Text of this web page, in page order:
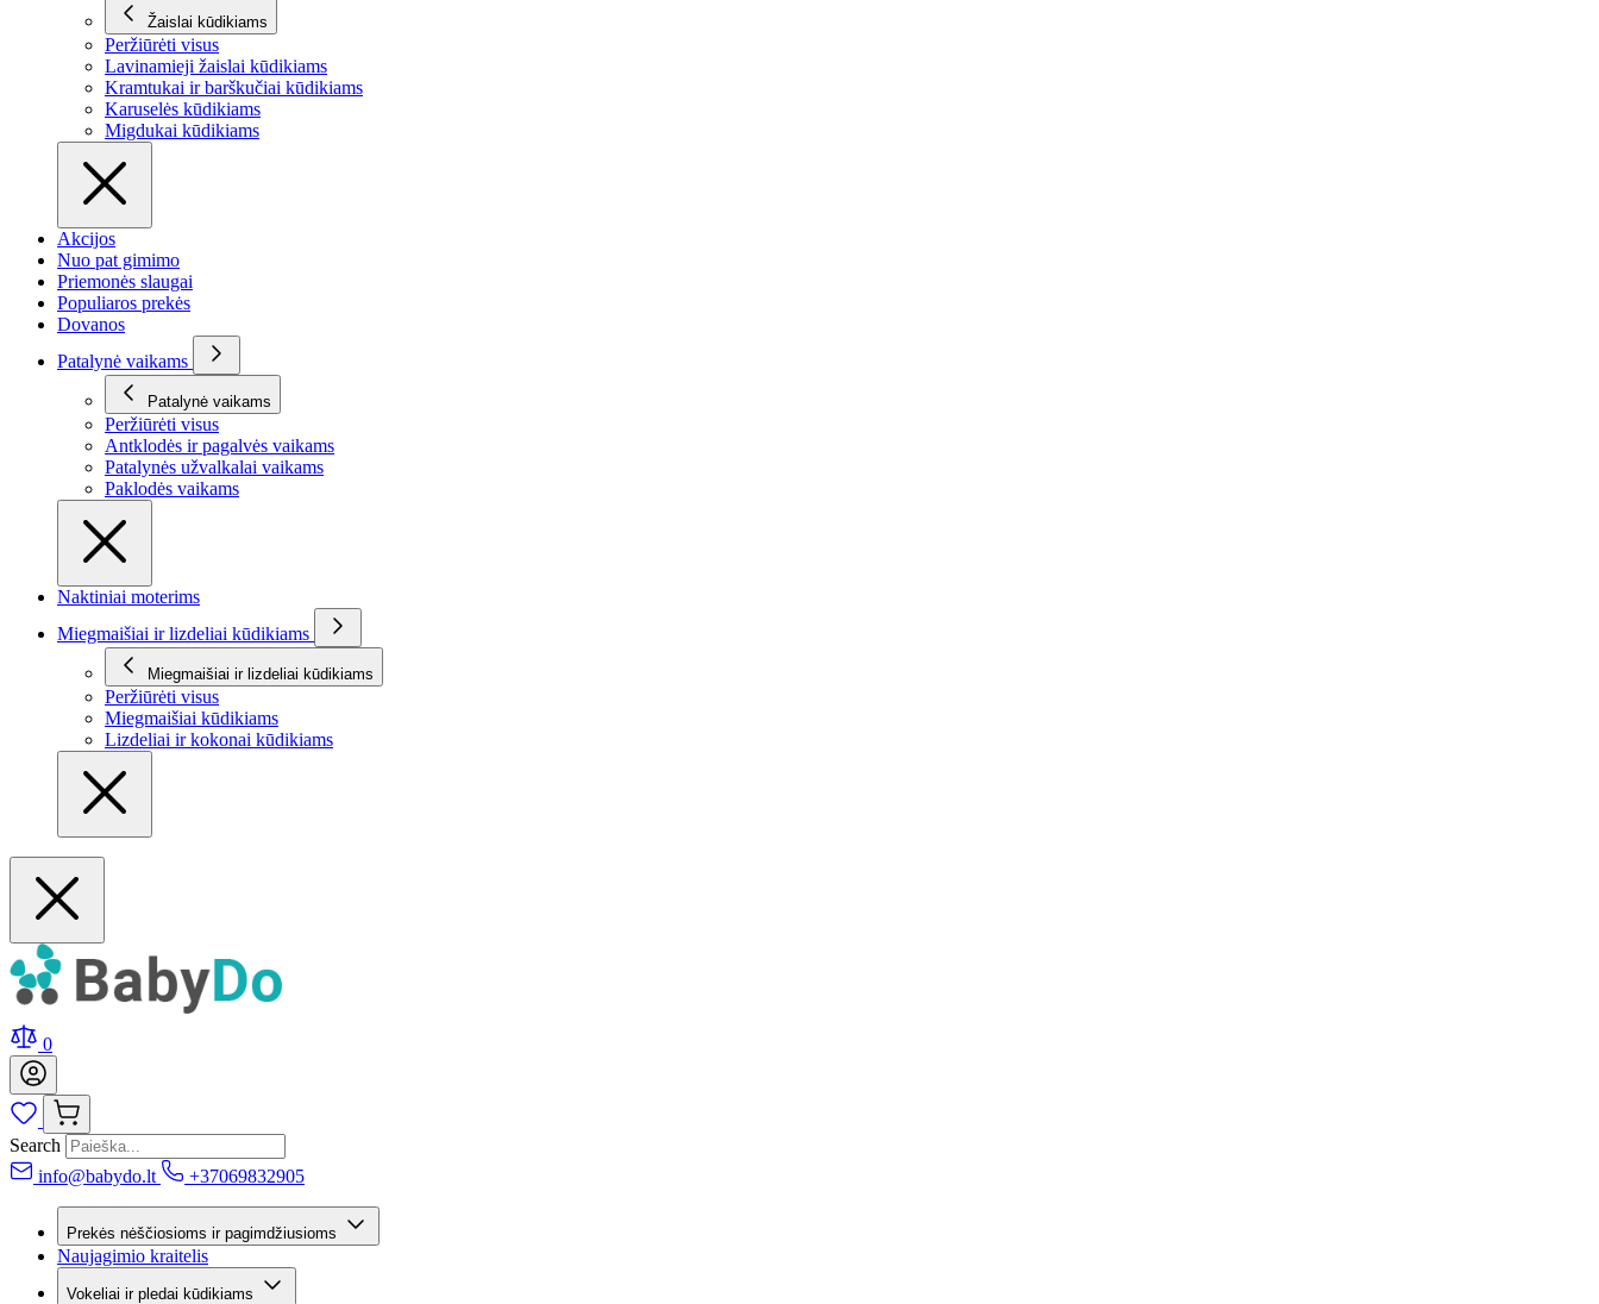
Žaislai kūdikiams
Peržiūrėti visus
Lavinamieji žaislai kūdikiams
Kramtukai ir barškučiai kūdikiams
Karuselės kūdikiams
Migdukai kūdikiams
Akcijos
Nuo pat gimimo
Priemonės slaugai
Populiaros prekės
Dovanos
Patalynė vaikams
Patalynė vaikams
Peržiūrėti visus
Antklodės ir pagalvės vaikams
Patalynės užvalkalai vaikams
Paklodės vaikams
Naktiniai moterims
Miegmaišiai ir lizdeliai kūdikiams
Miegmaišiai ir lizdeliai kūdikiams
Peržiūrėti visus
Miegmaišiai kūdikiams
Lizdeliai ir kokonai kūdikiams
0
Search
info@babydo.lt
+37069832905
Prekės nėščiosioms ir pagimdžiusioms
Naujagimio kraitelis
Vokeliai ir pledai kūdikiams